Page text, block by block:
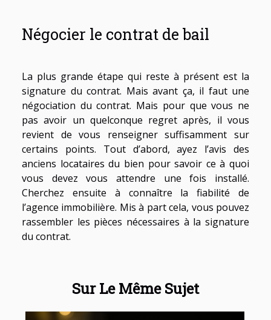
Négocier le contrat de bail
La plus grande étape qui reste à présent est la
signature du contrat. Mais avant ça, il faut une
négociation du contrat. Mais pour que vous ne
pas avoir un quelconque regret après, il vous
revient de vous renseigner suffisamment sur
certains points. Tout d’abord, ayez l’avis des
anciens locataires du bien pour savoir ce à quoi
vous devez vous attendre une fois installé.
Cherchez ensuite à connaître la fiabilité de
l’agence immobilière. Mis à part cela, vous pouvez
rassembler les pièces nécessaires à la signature
du contrat.
Sur Le Même Sujet